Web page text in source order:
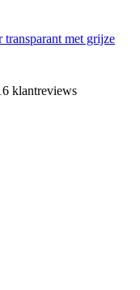
met grijze
klantreviews